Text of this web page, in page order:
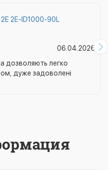
2E-ID1000-90L
06.04.2026
дозволяють легко
дуже задоволені